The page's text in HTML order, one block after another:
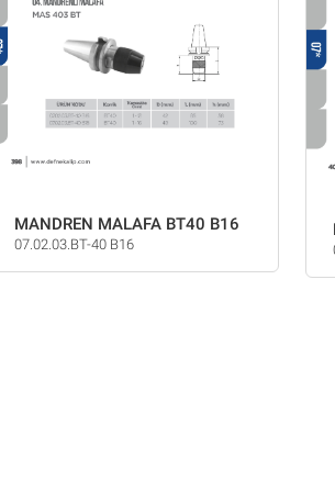
MANDREN MALAFA BT40 B16
07.02.03.BT-40 B16